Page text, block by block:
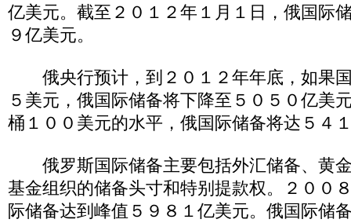
亿美元。截至２０１２年１月１日，俄国际
９亿美元。
俄央行预计，到２０１２年年底，如果
５美元，俄国际储备将下降至５０５０亿美
桶１００美元的水平，俄国际储备将达５４
俄罗斯国际储备主要包括外汇储备、黄
基金组织的储备头寸和特别提款权。２００
际储备达到峰值５９８１亿美元。俄国际储